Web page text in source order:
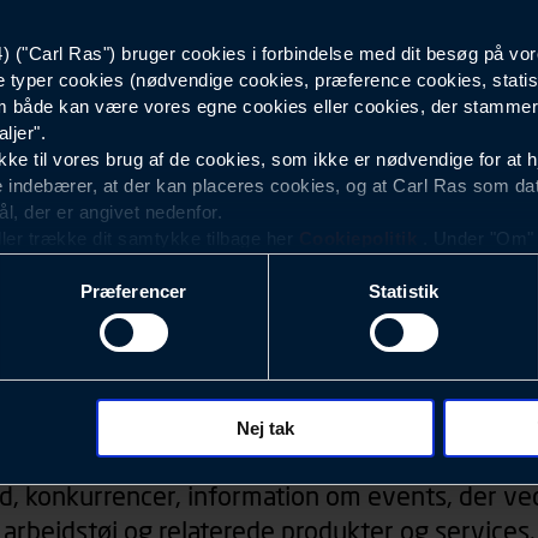
("Carl Ras") bruger cookies i forbindelse med dit besøg på
typer cookies (nødvendige cookies, præference cookies,
både kan være vores egne cookies eller cookies, der
til vores brug af de cookies, som ikke er nødvendige for at
indebærer, at der kan placeres cookies, og at Carl Ras som
der er angivet nedenfor.
trække dit samtykke tilbage her
. Under
med det formål at optimere design, brugervenlighed og
analyser af, hvilke oplysninger der er mest populære, og
hvad der klikkes på, sider/indhold der besøges, browsertype,
(computer, smartphone mv.) samt de features, der anvendes.
sig på. Til dette formål behandles der personoplysninger
Præferencer Statistik
Nej tak
Hi-vis Rød
Tørretumbling -
Nyhedsbrev
konkurrencer, information om events, der